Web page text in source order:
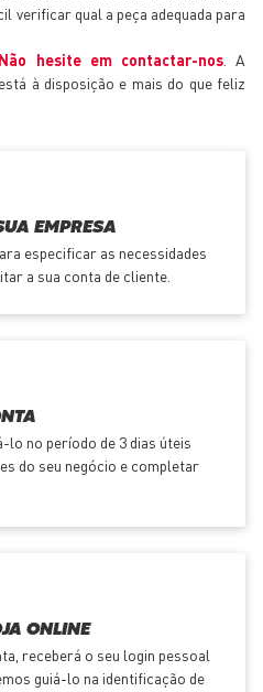
verificar qual a peça adequada para
Não hesite em contactar-nos. A
à disposição e mais do que feliz
EMPRESA
especificar as necessidades
a sua conta de cliente.
lo no período de 3 dias úteis
do seu negócio e completar
ONLINE
receberá o seu login pessoal
guiá-lo na identificação de